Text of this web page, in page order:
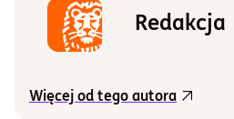
Redakcja
Więcej od tego autora